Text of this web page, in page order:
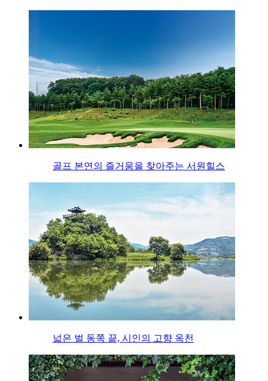
골프 본연의 즐거움을 찾아주는 서원힐스
넓은 벌 동쪽 끝, 시인의 고향 옥천